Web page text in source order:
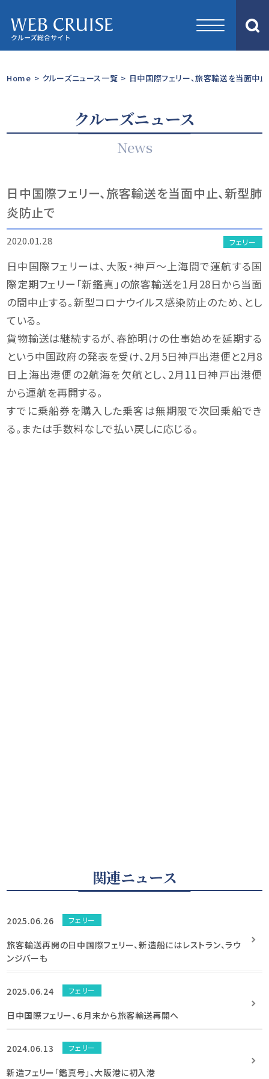
Home > クルーズニュース一覧 > 日中国際フェリー、旅客輸送を当面中
クルーズニュース
News
日中国際フェリー、旅客輸送を当面中止、新型肺
炎防止で
2020.01.28 フェリー
日中国際フェリーは、大阪・神戸～上海間で運航する国
際定期フェリー「新鑑真」の旅客輸送を1月28日から当面
の間中止する。新型コロナウイルス感染防止のため、とし
ている。
貨物輸送は継続するが、春節明けの仕事始めを延期する
という中国政府の発表を受け、2月5日神戸出港便と2月8
日上海出港便の2航海を欠航とし、2月11日神戸出港便
から運航を再開する。
すでに乗船券を購入した乗客は無期限で次回乗船でき
る。または手数料なしで払い戻しに応じる。
関連ニュース
2025.06.26 フェリー
旅客輸送再開の日中国際フェリー、新造船にはレストラン、ラウ
ンジバーも
2025.06.24 フェリー
日中国際フェリー、６月末から旅客輸送再開へ
2024.06.13 フェリー
新造フェリー「鑑真号」、大阪港に初入港